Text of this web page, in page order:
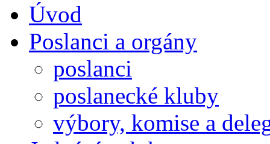
Úvod
Poslanci a orgány
poslanci
poslanecké kluby
výbory, komise a